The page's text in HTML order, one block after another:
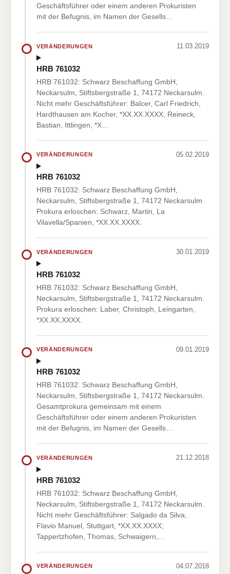
Geschäftsführer oder einem anderen Prokuristen
mit der Befugnis, im Namen der Gesells…
VERÄNDERUNGEN 11.03.2019
HRB 761032
HRB 761032: Schwarz Beschaffung GmbH,
Neckarsulm, Stiftsbergstraße 1, 74172 Neckarsulm.
Nicht mehr Geschäftsführer: Balcer, Carl Friedrich,
Hardthausen am Kocher, *XX.XX.XXXX; Reineck,
Bastian, Ittlingen, *X…
VERÄNDERUNGEN 05.02.2019
HRB 761032
HRB 761032: Schwarz Beschaffung GmbH,
Neckarsulm, Stiftsbergstraße 1, 74172 Neckarsulm.
Prokura erloschen: Schwarz, Martin, La
Vilavella/Spanien, *XX.XX.XXXX.
VERÄNDERUNGEN 30.01.2019
HRB 761032
HRB 761032: Schwarz Beschaffung GmbH,
Neckarsulm, Stiftsbergstraße 1, 74172 Neckarsulm.
Prokura erloschen: Laber, Christoph, Leingarten,
*XX.XX.XXXX.
VERÄNDERUNGEN 09.01.2019
HRB 761032
HRB 761032: Schwarz Beschaffung GmbH,
Neckarsulm, Stiftsbergstraße 1, 74172 Neckarsulm.
Gesamtprokura gemeinsam mit einem
Geschäftsführer oder einem anderen Prokuristen
mit der Befugnis, im Namen der Gesells…
VERÄNDERUNGEN 21.12.2018
HRB 761032
HRB 761032: Schwarz Beschaffung GmbH,
Neckarsulm, Stiftsbergstraße 1, 74172 Neckarsulm.
Nicht mehr Geschäftsführer: Salgado da Silva,
Flavio Manuel, Stuttgart, *XX.XX.XXXX;
Tappertzhofen, Thomas, Schwaigern,…
VERÄNDERUNGEN 04.07.2018